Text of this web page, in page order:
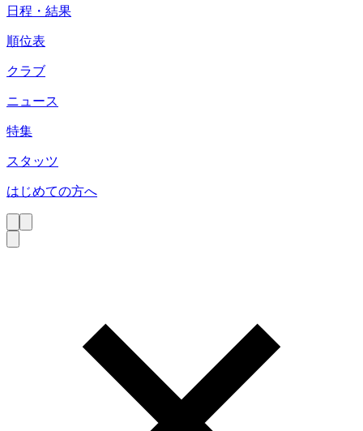
日程・結果
順位表
クラブ
ニュース
特集
スタッツ
はじめての方へ